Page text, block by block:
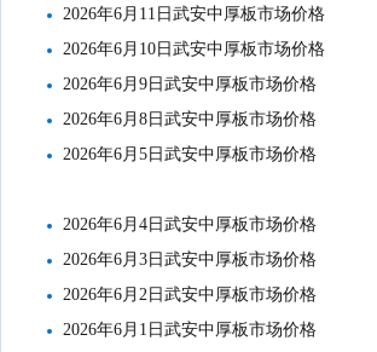
2026年6月11日武安中厚板市场价格
2026年6月10日武安中厚板市场价格
2026年6月9日武安中厚板市场价格
2026年6月8日武安中厚板市场价格
2026年6月5日武安中厚板市场价格
2026年6月4日武安中厚板市场价格
2026年6月3日武安中厚板市场价格
2026年6月2日武安中厚板市场价格
2026年6月1日武安中厚板市场价格